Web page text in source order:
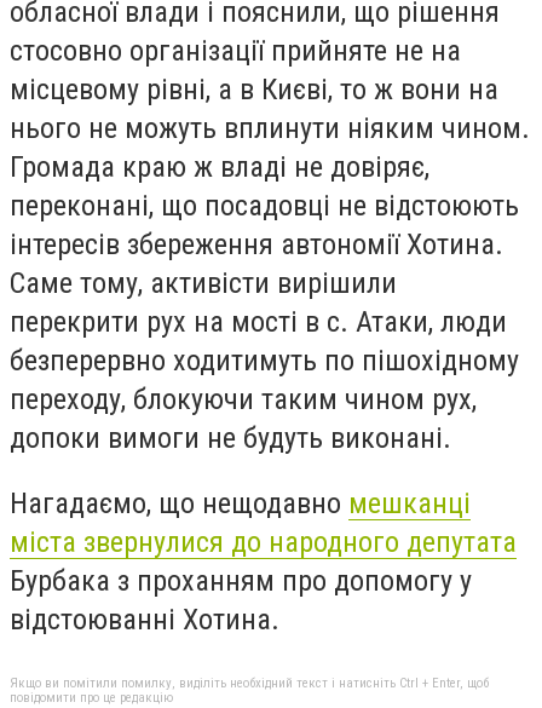
обласної влади і пояснили, що рішення
стосовно організації прийняте не на
місцевому рівні, а в Києві, то ж вони на
нього не можуть вплинути ніяким чином.
Громада краю ж владі не довіряє,
переконані, що посадовці не відстоюють
інтересів збереження автономії Хотина.
Саме тому, активісти вирішили
перекрити рух на мості в с. Атаки, люди
безперервно ходитимуть по пішохідному
переходу, блокуючи таким чином рух,
допоки вимоги не будуть виконані.
Нагадаємо, що нещодавно мешканці
міста звернулися до народного депутата
Бурбака з проханням про допомогу у
відстоюванні Хотина.
Якщо ви помітили помилку, виділіть необхідний текст і натисніть Ctrl + Enter, щоб
повідомити про це редакцію